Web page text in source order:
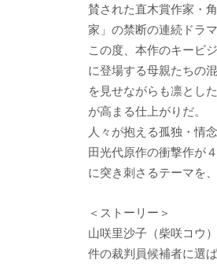
賛された直木賞作家・
家」の禁断の連続ドラ
この度、本作のキービ
に登場する母親たちの
を見せながらも凛とし
が高まる仕上がりだ。
人々が抱える孤独・情
田光代原作の衝撃作が
に突き刺さるテーマを
＜ストーリー＞
山咲里沙子（柴咲コウ
件の裁判員候補者に選